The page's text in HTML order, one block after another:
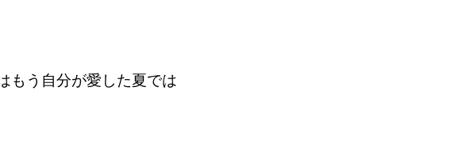
もう自分が愛した夏では